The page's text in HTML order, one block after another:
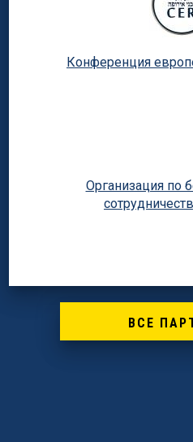
Конференция
Организация по
ВСЕ